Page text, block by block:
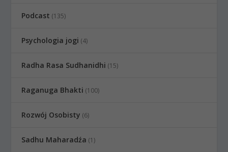
Podcast (135)
Psychologia jogi (4)
Radha Rasa Sudhanidhi (15)
Raganuga Bhakti (100)
Rozwój Osobisty (6)
Sadhu Maharadźa (1)